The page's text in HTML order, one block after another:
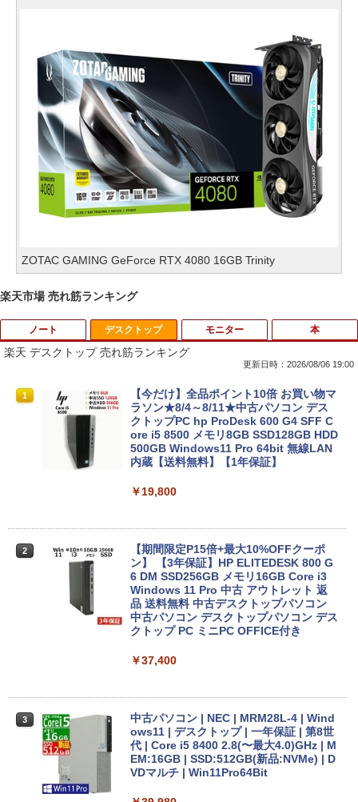
ZOTAC GAMING GeForce RTX 4080 16GB Trinity
楽天市場 売れ筋ランキング
ノート
1
レビュー投稿 5年保証｜MS Office 2024
H&B 搭載｜中古 ノートパソコン Windo
ws11 Office付｜スペック Core i5 第7世
代 メモリ 8GB 大容量 HDD 500GB テン
キー DVDドライブ搭載 CD DVD 再生可
｜中古パソコン 中古ノートパソコン 中古
ノートパソコン Dell Latitude 5310 第10
世代 Core i5 13.3型 Webカメラ内蔵 Win
dows11搭載 Office付き メモリ16GB SS
D256GB 512GB 軽量モデル テレワーク
在宅勤務向け 持ち運び ビジネス タッチ
パネル搭載
￥27,800
3
8月5日限定10倍＆抽選10000P！｜お得3
点セット富士通 LIFEBOOKシリーズ ノ
ートパソコンアウトレット 第八世代Core
i3 i5 DVD/テンキー/カメラ選べる 大画面
15型 Windows11 最大メモリ32GB新品S
デスクトップ
楽天 デスクトップ 売れ筋ランキング
更新日時：2026/08/06 19:00
1
【今だけ】全品ポイント10倍 お買い物マ
ラソン★8/4～8/11★中古パソコン デス
クトップPC hp ProDesk 600 G4 SFF C
ore i5 8500 メモリ8GB SSD128GB HDD
500GB Windows11 Pro 64bit 無線LAN
内蔵【送料無料】【1年保証】
￥19,800
2
【期間限定P15倍+最大10%OFFクーポ
ン】 【3年保証】HP ELITEDESK 800 G
6 DM SSD256GB メモリ16GB Core i3
Windows 11 Pro 中古 アウトレット 返
品 送料無料 中古デスクトップパソコン
中古パソコン デスクトップパソコン デス
クトップ PC ミニPC OFFICE付き
￥37,400
3
中古パソコン | NEC | MRM28L-4 | Wind
ows11 | デスクトップ | 一年保証 | 第8世
代 | Core i5 8400 2.8(〜最大4.0)GHz | M
EM:16GB | SSD:512GB(新品:NVMe) | D
VDマルチ | Win11Pro64Bit
モニター 本